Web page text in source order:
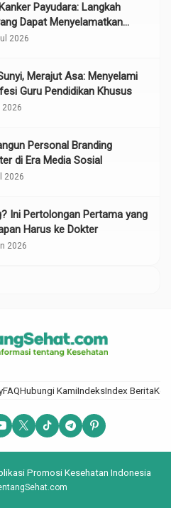
Payudara: Langkah
Dapat Menyelamatkan
2026
Merajut Asa: Menyelami
Guru Pendidikan Khusus
2026
Personal Branding
di Era Media Sosial
2026
Ini Pertolongan Pertama yang
Harus ke Dokter
2026
FAQHubungi KamiIndeksIndex Berita
Promosi Kesehatan Indonesia